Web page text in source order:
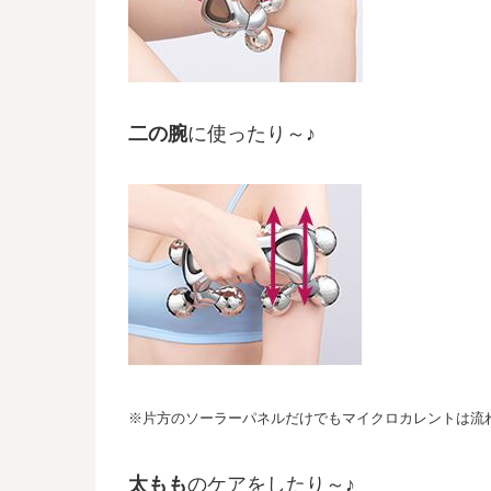
二の腕に使ったり～♪
※片方のソーラーパネルだけでもマイクロカレントは流
太もものケアをしたり～♪